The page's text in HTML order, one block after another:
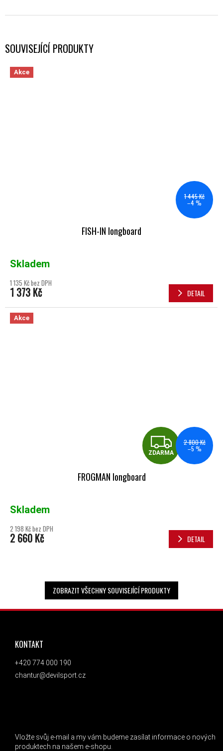
SOUVISEJÍCÍ PRODUKTY
Akce
1 445 Kč
–4 %
FISH-IN longboard
Skladem
1 135 Kč bez DPH
1 373 Kč DETAIL
Akce
ZDARMA
2 800 Kč
–5 %
FROGMAN longboard
Skladem
2 198 Kč bez DPH
2 660 Kč DETAIL
ZOBRAZIT VŠECHNY SOUVISEJÍCÍ PRODUKTY
ZÁPATÍ
KONTAKT
+420 774 000 190
chantur@devilsport.cz
Vložte svůj e-mail a my vám budeme zasílat informace o nových
produktech na našem e-shopu.